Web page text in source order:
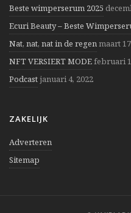
Beste wimperserum 2025
Ecuri Beauty – Beste
Nat, nat, nat in de regenmaart
NFT VERSIERT MODEfebruari
Podcastjanuari 4, 2022
ZAKELIJK
Adverteren
Sitemap